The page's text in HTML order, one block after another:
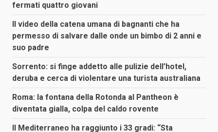
fermati quattro giovani
Il video della catena umana di bagnanti che ha
permesso di salvare dalle onde un bimbo di 2 anni e
suo padre
Sorrento: si finge addetto alle pulizie dell’hotel,
deruba e cerca di violentare una turista australiana
Roma: la fontana della Rotonda al Pantheon è
diventata gialla, colpa del caldo rovente
Il Mediterraneo ha raggiunto i 33 gradi: “Sta